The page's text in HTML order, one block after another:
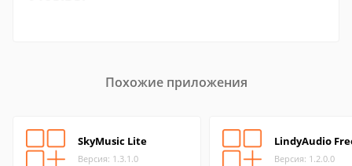
Похожие приложения
SkyMusic Lite
Версия: 1.3.1.0
LindyAudio
Версия: 1.2.0.0